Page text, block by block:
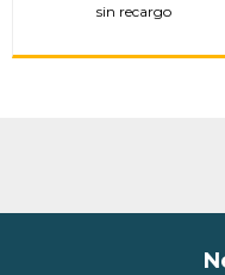
sin recargo